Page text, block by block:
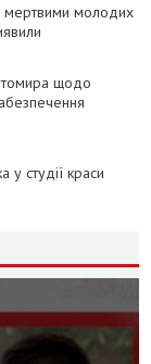
мертвими молодих
щодо
у студії краси